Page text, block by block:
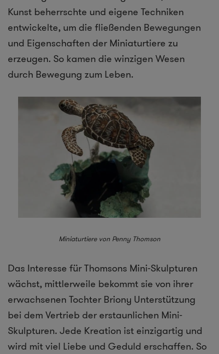
Kunst beherrschte und eigene Techniken
entwickelte, um die fließenden Bewegungen
und Eigenschaften der Miniaturtiere zu
erzeugen. So kamen die winzigen Wesen
durch Bewegung zum Leben.
Miniaturtiere von Penny Thomson
Das Interesse für Thomsons Mini-Skulpturen
wächst, mittlerweile bekommt sie von ihrer
erwachsenen Tochter Briony Unterstützung
bei dem Vertrieb der erstaunlichen Mini-
Skulpturen. Jede Kreation ist einzigartig und
wird mit viel Liebe und Geduld erschaffen. So